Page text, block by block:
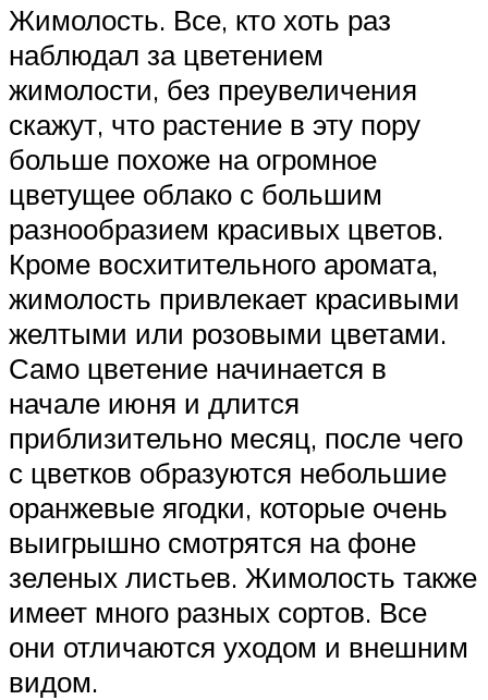
Жимолость. Все, кто хоть раз
наблюдал за цветением
жимолости, без преувеличения
скажут, что растение в эту пору
больше похоже на огромное
цветущее облако с большим
разнообразием красивых цветов.
Кроме восхитительного аромата,
жимолость привлекает красивыми
желтыми или розовыми цветами.
Само цветение начинается в
начале июня и длится
приблизительно месяц, после чего
с цветков образуются небольшие
оранжевые ягодки, которые очень
выигрышно смотрятся на фоне
зеленых листьев. Жимолость также
имеет много разных сортов. Все
они отличаются уходом и внешним
видом.